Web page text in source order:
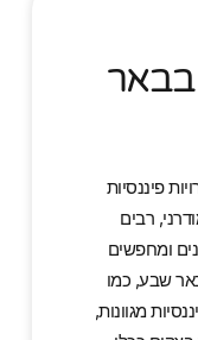
בבאר
פיננסיות
רבים
ומחפשים
שבע, כמו
מגוונות,